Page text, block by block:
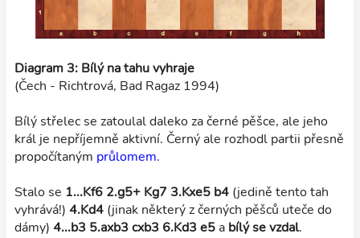
Diagram 3: Bílý na tahu vyhraje
(Čech - Richtrová, Bad Ragaz 1994)
Bílý střelec se zatoulal daleko za černé pěšce, ale jeho
král je nepříjemně aktivní. Černý ale rozhodl partii přesně
propočítaným průlomem.
Stalo se 1...Kf6 2.g5+ Kg7 3.Kxe5 b4 (jedině tento tah
vyhrává!) 4.Kd4 (jinak některý z černých pěšců uteče do
dámy) 4...b3 5.axb3 cxb3 6.Kd3 e5a bílý se vzdal.